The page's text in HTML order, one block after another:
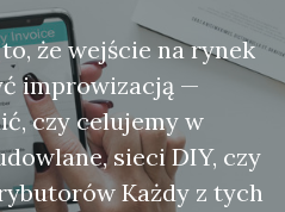
że wejście na rynek
improwizacją —
czy celujemy w
sieci DIY, czy
Każdy z tych